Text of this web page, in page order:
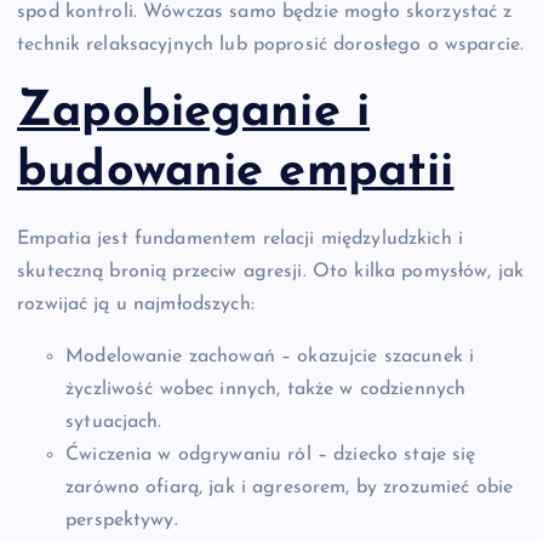
spod kontroli. Wówczas samo będzie mogło skorzystać z
technik relaksacyjnych lub poprosić dorosłego o wsparcie.
Zapobieganie i
budowanie empatii
Empatia jest fundamentem relacji międzyludzkich i
skuteczną bronią przeciw agresji. Oto kilka pomysłów, jak
rozwijać ją u najmłodszych:
Modelowanie zachowań – okazujcie szacunek i
życzliwość wobec innych, także w codziennych
sytuacjach.
Ćwiczenia w odgrywaniu ról – dziecko staje się
zarówno ofiarą, jak i agresorem, by zrozumieć obie
perspektywy.